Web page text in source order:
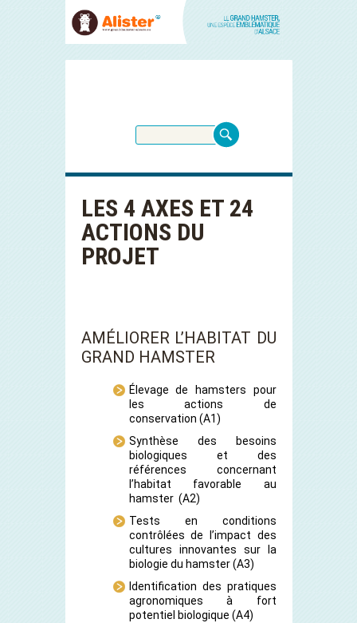
LES 4 AXES ET 24
ACTIONS DU
PROJET
AMÉLIORER L’HABITAT DU
GRAND HAMSTER
Élevage de hamsters pour
les actions de
conservation (A1)
Synthèse des besoins
biologiques et des
références concernant
l’habitat favorable au
hamster(A2)
Tests en conditions
contrôlées de l’impact des
cultures innovantes sur la
biologie du hamster(A3)
Identification des pratiques
agronomiques à fort
potentiel biologique (A4)